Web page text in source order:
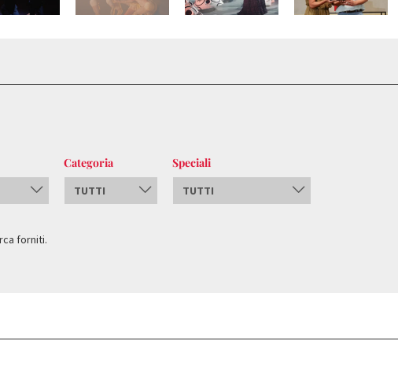
Categoria
TUTTI
Speciali
TUTTI
forniti.